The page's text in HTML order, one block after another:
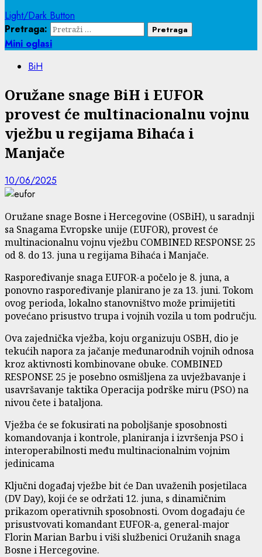
Light/Dark Button
Pretraga:
Mini oglasi
BiH
Oružane snage BiH i EUFOR
provest će multinacionalnu vojnu
vježbu u regijama Bihaća i
Manjače
10/06/2025
Oružane snage Bosne i Hercegovine (OSBiH), u saradnji
sa Snagama Evropske unije (EUFOR), provest će
multinacionalnu vojnu vježbu COMBINED RESPONSE 25
od 8. do 13. juna u regijama Bihaća i Manjače.
Raspoređivanje snaga EUFOR-a počelo je 8. juna, a
ponovno raspoređivanje planirano je za 13. juni. Tokom
ovog perioda, lokalno stanovništvo može primijetiti
povećano prisustvo trupa i vojnih vozila u tom području.
Ova zajednička vježba, koju organizuju OSBH, dio je
tekućih napora za jačanje međunarodnih vojnih odnosa
kroz aktivnosti kombinovane obuke. COMBINED
RESPONSE 25 je posebno osmišljena za uvježbavanje i
usavršavanje taktika Operacija podrške miru (PSO) na
nivou čete i bataljona.
Vježba će se fokusirati na poboljšanje sposobnosti
komandovanja i kontrole, planiranja i izvršenja PSO i
interoperabilnosti među multinacionalnim vojnim
jedinicama
Ključni događaj vježbe bit će Dan uvaženih posjetilaca
(DV Day), koji će se održati 12. juna, s dinamičnim
prikazom operativnih sposobnosti. Ovom događaju će
prisustvovati komandant EUFOR-a, general-major
Florin Marian Barbu i viši službenici Oružanih snaga
Bosne i Hercegovine.